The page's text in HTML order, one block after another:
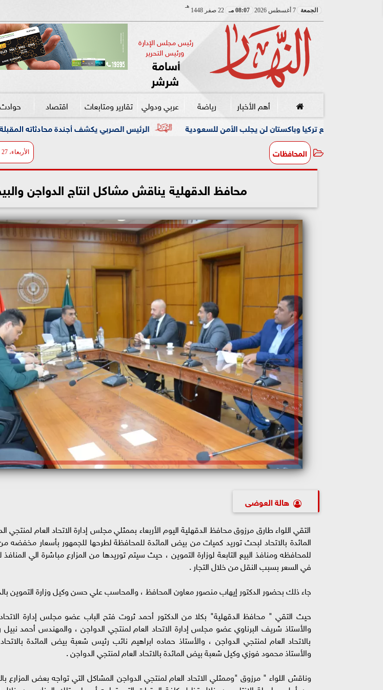
الجمعة 7 أغسطس 2026 08:07 مـ 22 صفر 1448
هـ
رئيس مجلس الإدارة
ورئيس التحرير
أسامة
شرشر
أهم الأخبار رياضة عربي ودولي تقارير ومتابعات اقتصاد حوادث
الرئيس الصربي يكشف أجندة محادثاته المقبلة مع زيلينسكي وباكستان لن يجلب الأمن للسعودية
المحافظات الأربعاء، 27 نوفمبر 2024
محافظ الدقهلية يناقش مشاكل انتاج الدواجن
هالة العوضى
التقي اللواء طارق مرزوق محافظ الدقهلية اليوم الأربعاء بممثلي مجلس إدارة الاتحاد العام
المائدة بالاتحاد لبحث توريد كميات من بيض المائدة للمحافظة لطرحها للجمهور بأسعار مخفضه من
للمحافظه ومنافذ البيع التابعة لوزارة التموين ، حيث سيتم توريدها من المزارع مباشرة الي
في السعر بسبب النقل من خلال التجار .
جاء ذلك بحضور الدكتور إيهاب منصور معاون المحافظ ، والمحاسب علي حسن وكيل وزارة التموين
حيث التقي " محافظ الدقهلية" بكلا من الدكتور أحمد ثروت فتح الباب عضو مجلس إدارة
والأستاذ شريف البرناوي عضو مجلس إدارة الاتحاد العام لمنتجي الدواجن ، والمهندس أحمد
بالاتحاد العام لمنتجي الدواجن ، والأستاذ حماده ابراهيم نائب رئيس شعبة بيض المائدة
والأستاذ محمود فوزي وكيل شعبة بيض المائدة بالاتحاد العام لمنتجي الدواجن .
وناقش اللواء " مرزوق "وممثلي الاتحاد العام لمنتجي الدواجن المشاكل التي تواجه بعض المزارع